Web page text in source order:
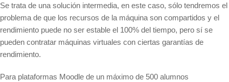
Se trata de una solución intermedia, en este caso, sólo tendremos el
problema de que los recursos de la máquina son compartidos y el
rendimiento puede no ser estable el 100% del tiempo, pero sí se
pueden contratar máquinas virtuales con ciertas garantías de
rendimiento.
Para plataformas Moodle de un máximo de 500 alumnos